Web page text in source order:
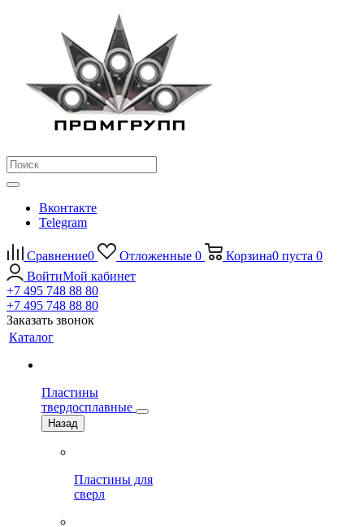
Вконтакте
Telegram
Сравнение0 Отложенные 0 Корзина0 пуста 0
ВойтиМой кабинет
+7 495 748 88 80
+7 495 748 88 80
Заказать звонок
Каталог
Пластины
твердосплавные
Назад
Пластины для
сверл